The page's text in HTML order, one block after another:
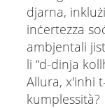
djarna,
inċertezza
ambjentali
li “d-dinja
Allura, x'inhi
kumplessità?